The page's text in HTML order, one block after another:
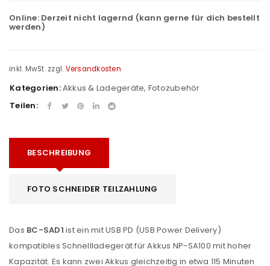
Online: Derzeit nicht lagernd (kann gerne für dich bestellt
werden)
inkl. MwSt. zzgl. Versandkosten
Kategorien:Akkus & Ladegeräte, Fotozubehör
Teilen:
BESCHREIBUNG
FOTO SCHNEIDER TEILZAHLUNG
Das BC-SAD1 ist ein mit USB PD (USB Power Delivery)
kompatibles Schnellladegerät für Akkus NP-SA100 mit hoher
Kapazität. Es kann zwei Akkus gleichzeitig in etwa 115 Minuten